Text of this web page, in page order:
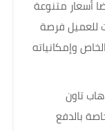
أسعار متنوعة
للعميل فرصة
وإمكانياته
تاون
بالدفع